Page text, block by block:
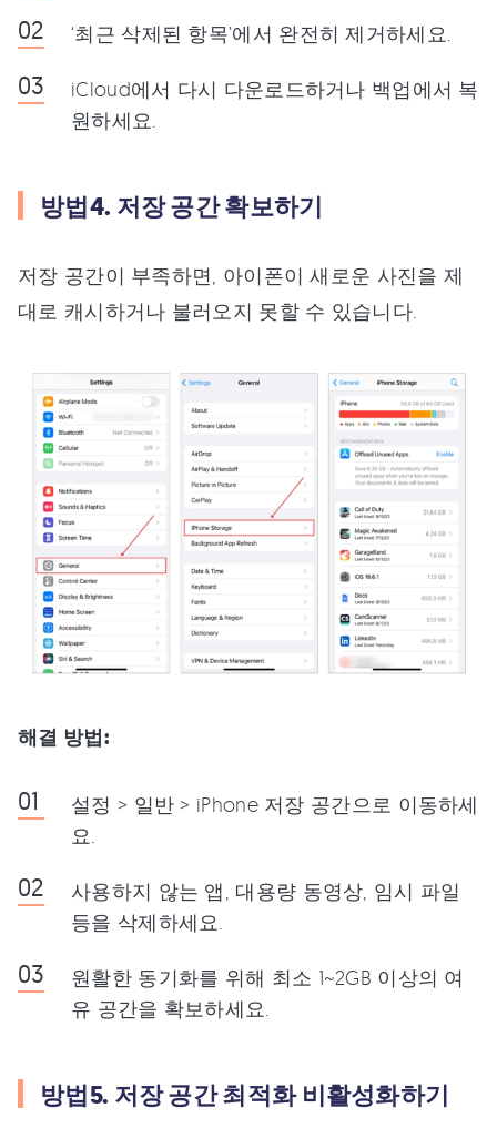
‘최근 삭제된 항목’에서 완전히 제거하세요.
iCloud에서 다시 다운로드하거나 백업에서 복
원하세요.
방법4. 저장 공간 확보하기
저장 공간이 부족하면, 아이폰이 새로운 사진을 제
대로 캐시하거나 불러오지 못할 수 있습니다.
해결 방법:
설정 > 일반 > iPhone 저장 공간으로 이동하세
요.
사용하지 않는 앱, 대용량 동영상, 임시 파일
등을 삭제하세요.
원활한 동기화를 위해 최소 1~2GB 이상의 여
유 공간을 확보하세요.
방법5. 저장 공간 최적화 비활성화하기